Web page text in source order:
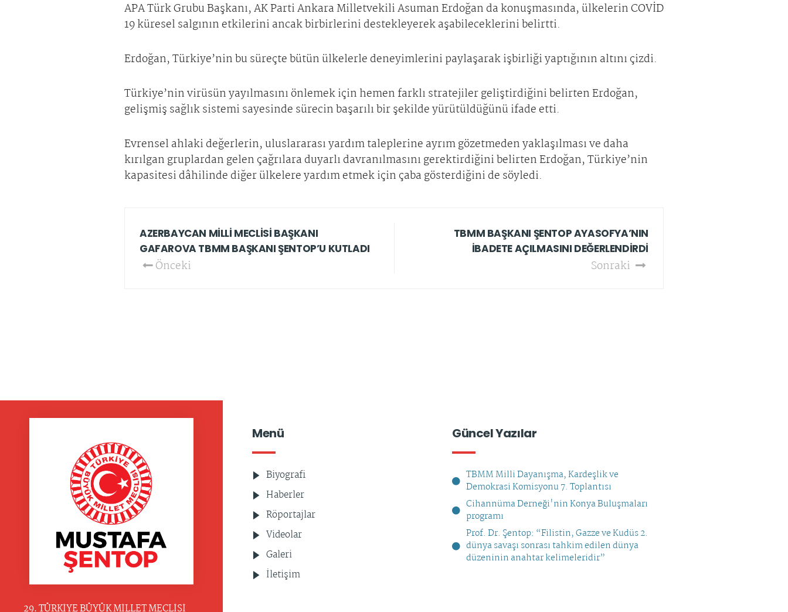
APA Türk Grubu Başkanı, AK Parti Ankara Milletvekili Asuman Erdoğan da konuşmasında, ülkelerin COVİD
19 küresel salgının etkilerini ancak birbirlerini destekleyerek aşabileceklerini belirtti.
Erdoğan, Türkiye’nin bu süreçte bütün ülkelerle deneyimlerini paylaşarak işbirliği yaptığının altını çizdi.
Türkiye’nin virüsün yayılmasını önlemek için hemen farklı stratejiler geliştirdiğini belirten Erdoğan,
gelişmiş sağlık sistemi sayesinde sürecin başarılı bir şekilde yürütüldüğünü ifade etti.
Evrensel ahlaki değerlerin, uluslararası yardım taleplerine ayrım gözetmeden yaklaşılması ve daha
kırılgan gruplardan gelen çağrılara duyarlı davranılmasını gerektirdiğini belirten Erdoğan, Türkiye’nin
kapasitesi dâhilinde diğer ülkelere yardım etmek için çaba gösterdiğini de söyledi.
AZERBAYCAN MİLLİ MECLİSİ BAŞKANI
GAFAROVA TBMM BAŞKANI ŞENTOP’U KUTLADI
Önceki
TBMM BAŞKANI ŞENTOP AYASOFYA’NIN
İBADETE AÇILMASINI DEĞERLENDİRDİ
Sonraki
29. TÜRKİYE BÜYÜK MİLLET MECLİSİ
Menü
Biyografi
Haberler
Röportajlar
Videolar
Galeri
İletişim
Güncel Yazılar
TBMM Milli Dayanışma, Kardeşlik ve
Demokrasi Komisyonu 7. Toplantısı
Cihannüma Derneği'nin Konya Buluşmaları
programı
Prof. Dr. Şentop: “Filistin, Gazze ve Kudüs 2.
dünya savaşı sonrası tahkim edilen dünya
düzeninin anahtar kelimeleridir”